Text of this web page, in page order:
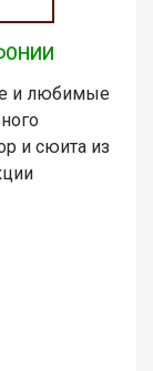
и любимые
и сюита из